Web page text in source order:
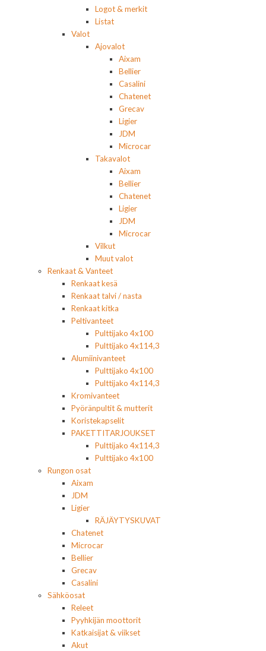
Logot & merkit
Listat
Valot
Ajovalot
Aixam
Bellier
Casalini
Chatenet
Grecav
Ligier
JDM
Microcar
Takavalot
Aixam
Bellier
Chatenet
Ligier
JDM
Microcar
Vilkut
Muut valot
Renkaat & Vanteet
Renkaat kesä
Renkaat talvi / nasta
Renkaat kitka
Peltivanteet
Pulttijako 4x100
Pulttijako 4x114,3
Alumiinivanteet
Pulttijako 4x100
Pulttijako 4x114,3
Kromivanteet
Pyöränpultit & mutterit
Koristekapselit
PAKETTITARJOUKSET
Pulttijako 4x114,3
Pulttijako 4x100
Rungon osat
Aixam
JDM
Ligier
RÄJÄYTYSKUVAT
Chatenet
Microcar
Bellier
Grecav
Casalini
Sähköosat
Releet
Pyyhkijän moottorit
Katkaisijat & viikset
Akut